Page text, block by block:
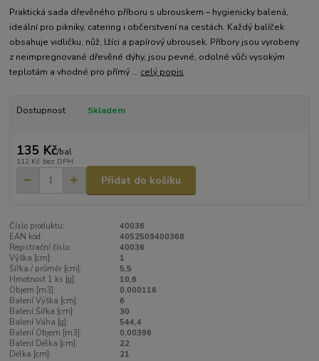
Praktická sada dřevěného příboru s ubrouskem – hygienicky balená,
ideální pro pikniky, catering i občerstvení na cestách. Každý balíček
obsahuje vidličku, nůž, lžíci a papírový ubrousek. Příbory jsou vyrobeny
z neimpregnované dřevěné dýhy, jsou pevné, odolné vůči vysokým
teplotám a vhodné pro přímý ... celý popis
Dostupnost Skladem
135 Kč/bal
112 Kč bez DPH
Přidat do košíku
Číslo produktu:
40036
EAN kód:
4052509400368
Registrační číslo:
40036
Výška [cm]:
1
Šířka / průměr [cm]:
5,5
Hmotnost 1 ks [g]:
10,6
Objem [m3]:
0,000116
Balení Výška [cm]:
6
Balení Šířka [cm]:
30
Balení Váha [g]:
544,4
Balení Objem [m3]:
0,00396
Balení Délka [cm]:
22
Délka [cm]:
21